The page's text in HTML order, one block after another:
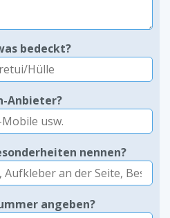
bedeckt?
Anbieter?
nennen?
angeben?